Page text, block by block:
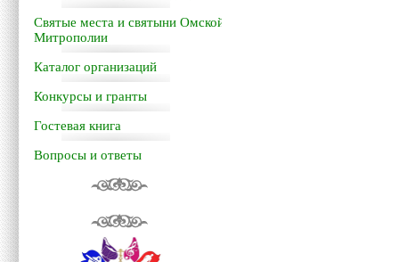
Святые места и святыни Омской
Митрополии
Каталог организаций
Конкурсы и гранты
Гостевая книга
Вопросы и ответы